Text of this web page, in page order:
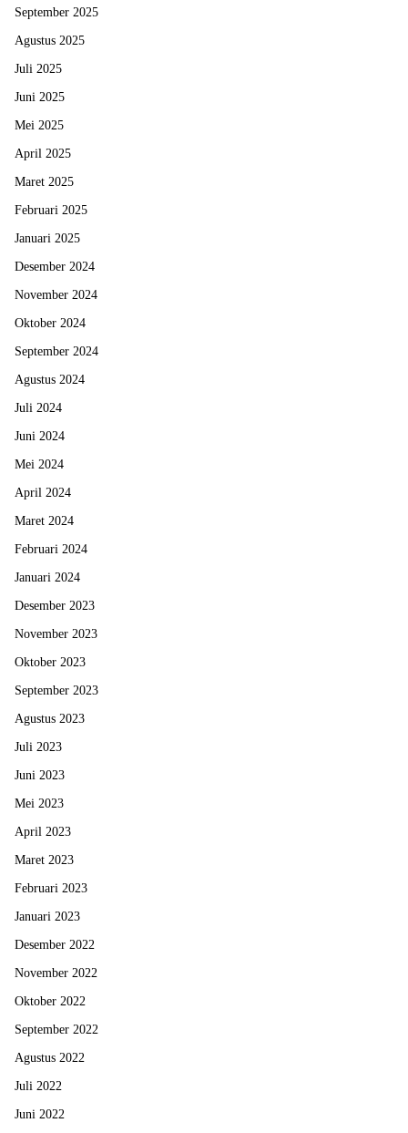
September 2025
Agustus 2025
Juli 2025
Juni 2025
Mei 2025
April 2025
Maret 2025
Februari 2025
Januari 2025
Desember 2024
November 2024
Oktober 2024
September 2024
Agustus 2024
Juli 2024
Juni 2024
Mei 2024
April 2024
Maret 2024
Februari 2024
Januari 2024
Desember 2023
November 2023
Oktober 2023
September 2023
Agustus 2023
Juli 2023
Juni 2023
Mei 2023
April 2023
Maret 2023
Februari 2023
Januari 2023
Desember 2022
November 2022
Oktober 2022
September 2022
Agustus 2022
Juli 2022
Juni 2022